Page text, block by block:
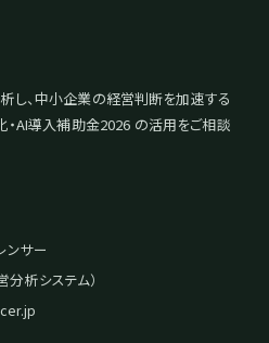
し、中小企業の経営判断を加速する
・AI導入補助金2026 の活用をご相談
ンサー
分析システム）